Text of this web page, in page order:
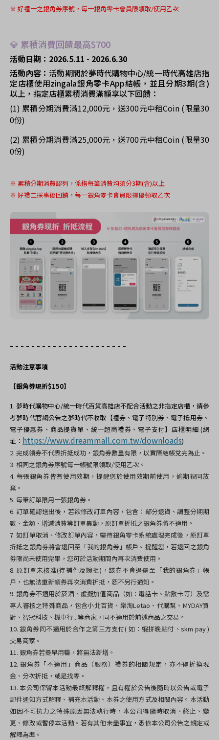
※ 好禮一之銀角券序號，每一銀角零卡會員限領取/使用乙次
💎 累積消費回饋最高$700
活動日期：2026.5.11 - 2026.6.30
活動內容： 活動期間於夢時代購物中心/統一時代高雄店指
定店櫃使用zingala銀角零卡App結帳，並且分期3期(含)
以上， 指定店櫃累積消費滿額享以下回饋：
(1) 累積分期消費滿12,000元，送300元中租Coin (限量30
0份)
(2) 累積分期消費滿25,000元，送700元中租Coin (限量30
0份)
※ 累積分期消費認列，係指每筆消費均須分3期(含)以上
※ 好禮二採事後回饋，每一銀角零卡會員限擇優領取乙次
- - - - - - - - - - - - - - - - - - - - - -
活動注意事項
【銀角券現折$150】
1. 夢時代購物中心/統一時代百貨高雄店不配合活動之非指定店櫃，請參
考夢時代官網公告之夢時代不收取【禮券、電子特別券、電子抵用券、
電子優惠券、商品提貨單、統一超商禮券、電子支付】店櫃明細 (網
址： https://www.dreammall.com.tw/downloads)
2. 完成領券不代表折抵成功，銀角券數量有限，以實際結帳兌完為止。
3. 相同之銀角券序號每一帳號限領取/使用乙次。
4. 每張銀角券皆有使用效期，提醒您於使用效期前使用，逾期視同放
棄。
5. 每筆訂單限用一張銀角券。
6. 訂單確認送出後，若欲修改訂單內容，包含：部分退貨、調整分期期
數、金額、增減消費等訂單異動，原訂單折抵之銀角券將不適用。
7.如訂單取消、修改訂單內容，需待銀角零卡系統處理完成後，原訂單
折抵之銀角劵將會退回至「我的銀角券」帳戶。提醒您，若退回之銀角
劵限尚未使用完畢，您可於活動期間內再次消費使用。
8. 原訂單未核准(待補件及婉拒) ，該券不會退還至「我的銀角券」帳
戶，也無法重新領券再次消費折抵，恕不另行通知。
9. 銀角券不適用於菸酒、虛擬加值商品（如：電話卡、點數卡等）及需
專人審核之特殊商品，包含小北百貨、樂淘Letao 、代購幫、 MYDAY買
對、智冠科技、機車行...等商家，同不適用於前述商品之交易。
10. 銀角券同不適用於合作之第三方支付( 如：蝦拼晚點付、skm pay )
交易商家。
11. 銀角券若提早用罄，將無法新增。
12. 銀角券「不適用」商品（服務）禮券的相關規定，亦不得折換現
金、分次折抵，或是找零。
13.本公司保留本活動最終解釋權，且有權於公告後隨時以公告或電子
郵件通知方式解釋、補充本活動、本券之使用方式及相關內容。本活動
如因不可抗力之特殊原因無法執行時，本公司得隨時取消、終止、變
更、修改或暫停本活動。若有其他未盡事宜，悉依本公司公告之規定或
解釋為準。